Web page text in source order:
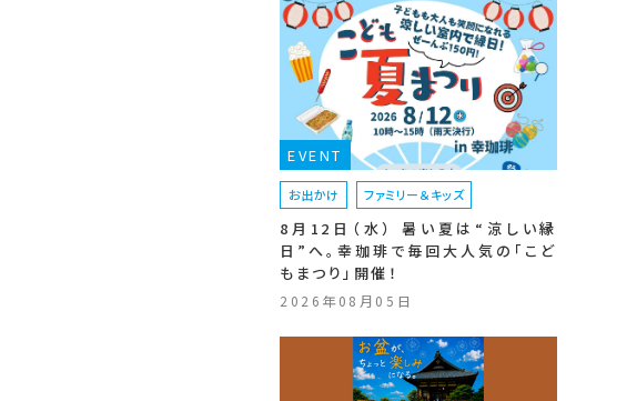
EVENT
お出かけ ファミリー＆キッズ
8月12日（水） 暑い夏は“涼しい縁
日”へ。幸珈琲で毎回大人気の「こど
もまつり」開催！
2026年08月05日